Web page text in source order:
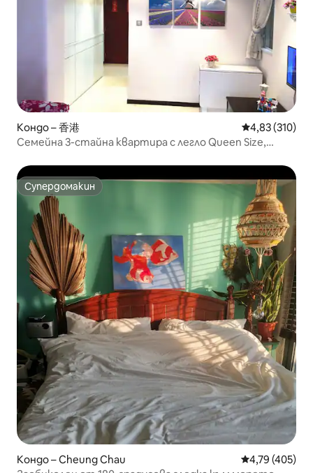
Кондо – 香港 Средна
4,83 (310)
Семейна 3-стайна квартира с легло Queen Size,
Супердомакин
Супердомакин
Кондо – Cheung Chau Средна
4,79 (405)